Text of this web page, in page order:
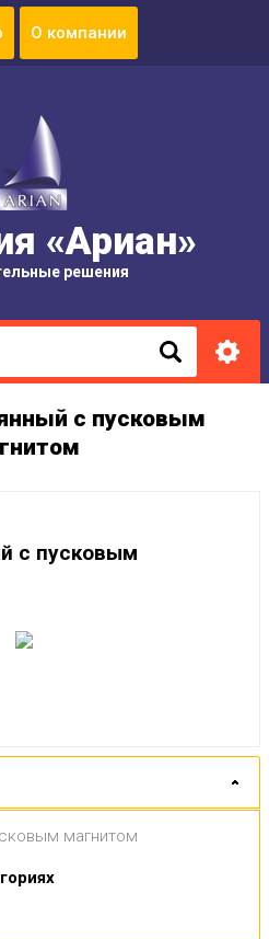
О компании
«Ариан»
решения
с пусковым
с пусковым
магнитом